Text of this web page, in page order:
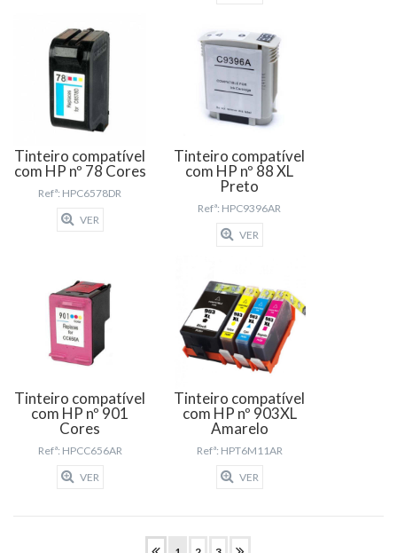
Tinteiro compatível
com HP nº 78 Cores
Refª: HPC6578DR
VER
Tinteiro compatível
com HP nº 88 XL
Preto
Refª: HPC9396AR
VER
Tinteiro compatível
com HP nº 901
Cores
Refª: HPCC656AR
VER
Tinteiro compatível
com HP nº 903XL
Amarelo
Refª: HPT6M11AR
VER